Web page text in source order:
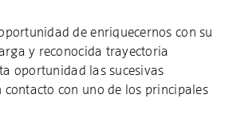
de enriquecernos con su
y reconocida trayectoria
oportunidad las sucesivas
con uno de los principales